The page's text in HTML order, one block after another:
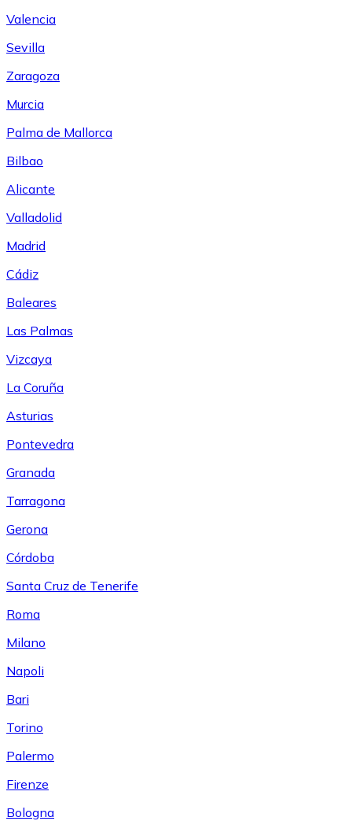
Valencia
Sevilla
Zaragoza
Murcia
Palma de Mallorca
Bilbao
Alicante
Valladolid
Madrid
Cádiz
Baleares
Las Palmas
Vizcaya
La Coruña
Asturias
Pontevedra
Granada
Tarragona
Gerona
Córdoba
Santa Cruz de Tenerife
Roma
Milano
Napoli
Bari
Torino
Palermo
Firenze
Bologna